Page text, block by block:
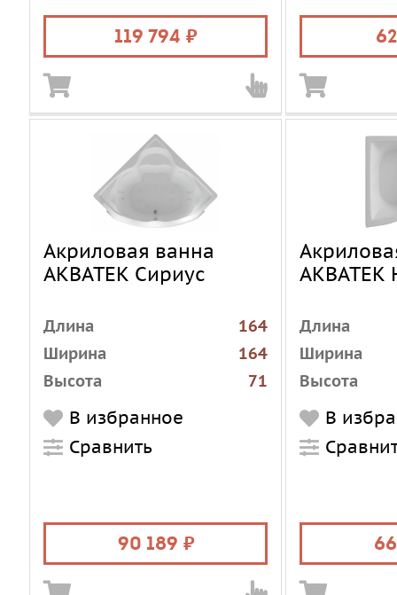
Объем, л
690
119 794
Объем, л
Акриловая ванна
АКВАТЕК Сириус
Длина
164
Ширина
164
Высота
71
Установка
Форма
Материал
Объем, л
460
В избранное
Сравнить
90 189
АКВАТЕК
Длина
Ширина
Высота
Установка
Форма
Материал
Объем, л
В